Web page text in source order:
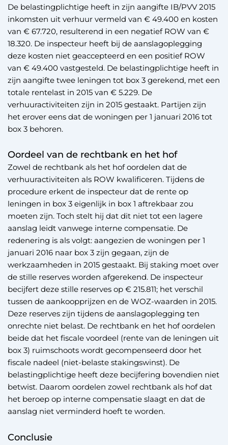
De belastingplichtige heeft in zijn aangifte IB/PVV 2015
inkomsten uit verhuur vermeld van € 49.400 en kosten
van € 67.720, resulterend in een negatief ROW van €
18.320. De inspecteur heeft bij de aanslagoplegging
deze kosten niet geaccepteerd en een positief ROW
van € 49.400 vastgesteld. De belastingplichtige heeft in
zijn aangifte twee leningen tot box 3 gerekend, met een
totale rentelast in 2015 van € 5.229. De
verhuuractiviteiten zijn in 2015 gestaakt. Partijen zijn
het erover eens dat de woningen per 1 januari 2016 tot
box 3 behoren.
Oordeel van de rechtbank en het hof
Zowel de rechtbank als het hof oordelen dat de
verhuuractiviteiten als ROW kwalificeren. Tijdens de
procedure erkent de inspecteur dat de rente op
leningen in box 3 eigenlijk in box 1 aftrekbaar zou
moeten zijn. Toch stelt hij dat dit niet tot een lagere
aanslag leidt vanwege interne compensatie. De
redenering is als volgt: aangezien de woningen per 1
januari 2016 naar box 3 zijn gegaan, zijn de
werkzaamheden in 2015 gestaakt. Bij staking moet over
de stille reserves worden afgerekend. De inspecteur
becijfert deze stille reserves op € 215.811; het verschil
tussen de aankoopprijzen en de WOZ-waarden in 2015.
Deze reserves zijn tijdens de aanslagoplegging ten
onrechte niet belast. De rechtbank en het hof oordelen
beide dat het fiscale voordeel (rente van de leningen uit
box 3) ruimschoots wordt gecompenseerd door het
fiscale nadeel (niet-belaste stakingswinst). De
belastingplichtige heeft deze becijfering bovendien niet
betwist. Daarom oordelen zowel rechtbank als hof dat
het beroep op interne compensatie slaagt en dat de
aanslag niet verminderd hoeft te worden.
Conclusie